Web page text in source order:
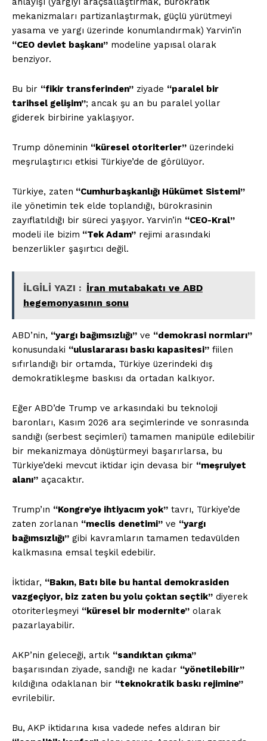
mekanizmaları partizanlaştırmak, güçlü yürütmeyi
yasama ve yargı üzerinde konumlandırmak) Yarvin’in
“CEO devlet başkanı” modeline yapısal olarak
benziyor.
Bu bir “fikir transferinden” ziyade “paralel bir
tarihsel gelişim”; ancak şu an bu paralel yollar
giderek birbirine yaklaşıyor.
Trump döneminin “küresel otoriterler” üzerindeki
meşrulaştırıcı etkisi Türkiye’de de görülüyor.
Türkiye, zaten “Cumhurbaşkanlığı Hükümet Sistemi”
ile yönetimin tek elde toplandığı, bürokrasinin
zayıflatıldığı bir süreci yaşıyor. Yarvin’in “CEO-Kral”
modeli ile bizim “Tek Adam” rejimi arasındaki
benzerlikler şaşırtıcı değil.
İLGİLİ YAZI : İran mutabakatı ve ABD
hegemonyasının sonu
ABD’nin, “yargı bağımsızlığı” ve “demokrasi normları”
konusundaki “uluslararası baskı kapasitesi” fiilen
sıfırlandığı bir ortamda, Türkiye üzerindeki dış
demokratikleşme baskısı da ortadan kalkıyor.
Eğer ABD’de Trump ve arkasındaki bu teknoloji
baronları, Kasım 2026 ara seçimlerinde ve sonrasında
sandığı (serbest seçimleri) tamamen manipüle edilebilir
bir mekanizmaya dönüştürmeyi başarırlarsa, bu
Türkiye’deki mevcut iktidar için devasa bir “meşruiyet
alanı” açacaktır.
Trump’ın “Kongre’ye ihtiyacım yok” tavrı, Türkiye’de
zaten zorlanan “meclis denetimi” ve “yargı
bağımsızlığı” gibi kavramların tamamen tedavülden
kalkmasına emsal teşkil edebilir.
İktidar, “Bakın, Batı bile bu hantal demokrasiden
vazgeçiyor, biz zaten bu yolu çoktan seçtik” diyerek
otoriterleşmeyi “küresel bir modernite” olarak
pazarlayabilir.
AKP’nin geleceği, artık “sandıktan çıkma”
başarısından ziyade, sandığı ne kadar “yönetilebilir”
kıldığına odaklanan bir “teknokratik baskı rejimine”
evrilebilir.
Bu, AKP iktidarına kısa vadede nefes aldıran bir